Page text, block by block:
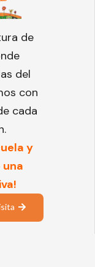
de
del
con
cada
y